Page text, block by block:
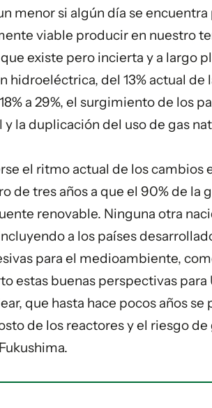
menor si algún día se
viable producir en nuestro
existe pero incierta y a largo
hidroeléctrica, del 13% actual de
a 29%, el surgimiento de los
la duplicación del uso de gas
el ritmo actual de los cambios
de tres años a que el 90% de la
renovable. Ninguna otra
a los países
para el medioambiente,
estas buenas perspectivas
que hasta hace pocos años
de los reactores y el riesgo